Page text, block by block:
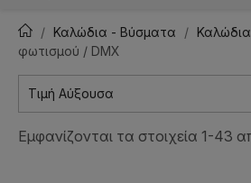
Καλώδια - Βύσματα Καλώδια
φωτισμού / DMX
Τιμή Αύξουσα
Εμφανίζονται τα στοιχεία 1-43